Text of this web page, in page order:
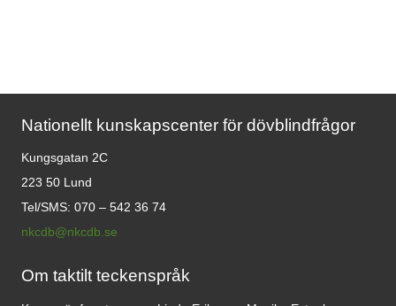
Nationellt kunskapscenter för dövblindfrågor
Kungsgatan 2C
223 50 Lund
Tel/SMS: 070 – 542 36 74
nkcdb@nkcdb.se
Om taktilt teckenspråk